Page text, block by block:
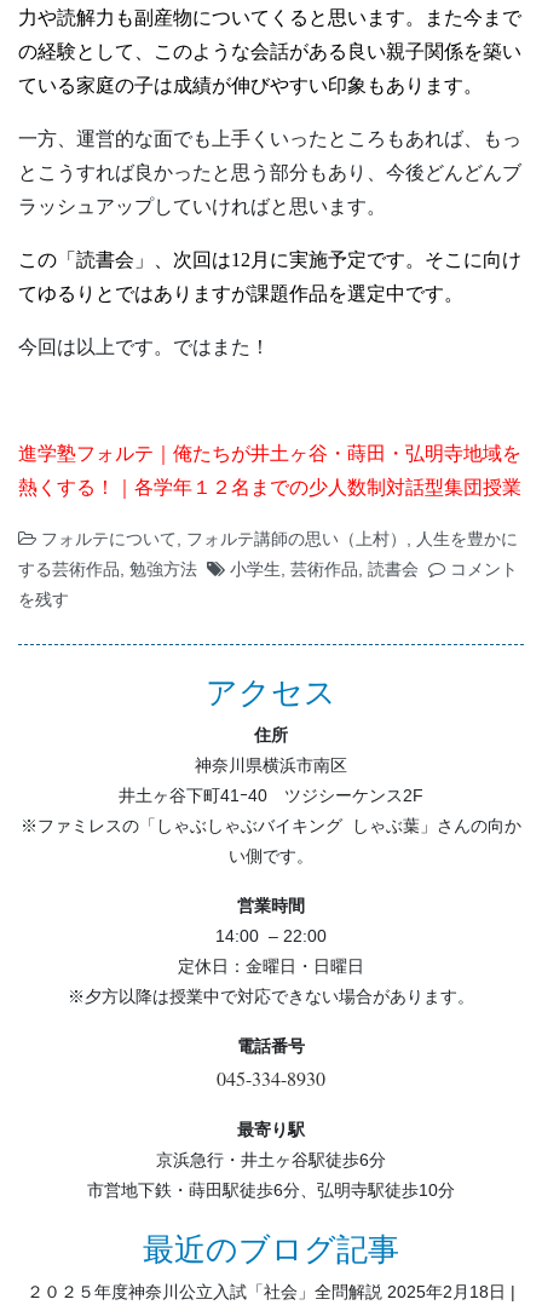
力や読解力も副産物についてくると思います。また今まで
の経験として、このような会話がある良い親子関係を築い
ている家庭の子は成績が伸びやすい印象もあります。
一方、運営的な面でも上手くいったところもあれば、もっ
とこうすれば良かったと思う部分もあり、今後どんどんブ
ラッシュアップしていければと思います。
この「読書会」、次回は12 月に実施予定です。そこに向け
てゆるりとではありますが課題作品を選定中です。
今回は以上です。ではまた！
進学塾フォルテ｜俺たちが井土ヶ谷・蒔田・弘明寺地域を
熱くする！｜各学年１２名までの少人数制対話型集団授業
フォルテについて フォルテ講師の思い（上村）
人生を豊かに
する芸術作品 勉強方法 小学生 芸術作品 読書会
コメント
を残す
アクセス
住所
神奈川県横浜市南区
井土ヶ谷下町41ｰ40 ツジシーケンス2F
※ファミレスの「しゃぶしゃぶバイキング しゃぶ葉」さんの向か
い側です。
営業時間
14:00 – 22:00
定休日：金曜日・日曜日
※夕方以降は授業中で対応できない場合があります。
電話番号
045-334-8930
最寄り駅
京浜急行・井土ヶ谷駅徒歩6分
市営地下鉄・蒔田駅徒歩6分、弘明寺駅徒歩10分
最近のブログ記事
２０２５年度神奈川公立入試「社会」全問解説 2025年2月18日